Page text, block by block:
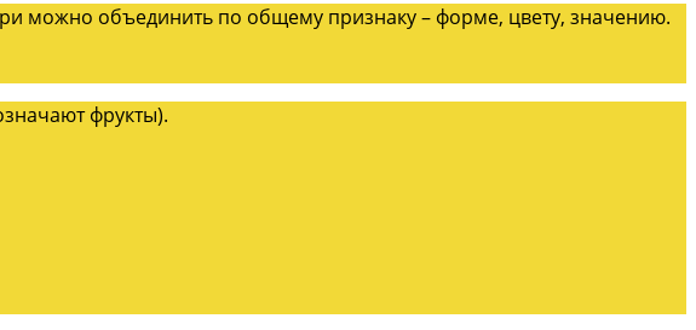
можно объединить по общему признаку – форме, цвету, значению.
фрукты).